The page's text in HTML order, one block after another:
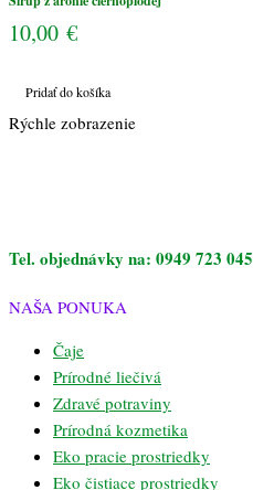
10,00 €
Pridať do košíka
Rýchle zobrazenie
Tel. objednávky na: 0949 723 045
NAŠA PONUKA
Čaje
Prírodné liečivá
Zdravé potraviny
Prírodná kozmetika
Eko pracie prostriedky
Eko čistiace prostriedky